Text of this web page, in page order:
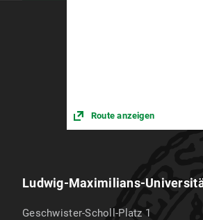
Route anzeigen
Ludwig-Maximilians-
Geschwister-Scholl-Platz 1